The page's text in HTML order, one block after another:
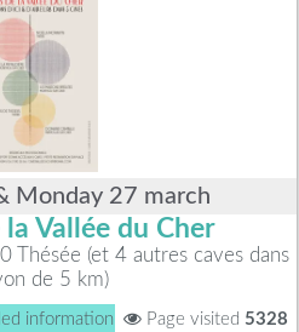
Monday 27 march
la Vallée du Cher
Thésée (et 4 autres caves dans
de 5 km)
information Page visited 5328